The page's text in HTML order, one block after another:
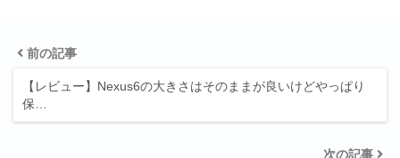
前の記事
【レビュー】Nexus6の大きさはそのままが良いけどやっぱり
保…
次の記事